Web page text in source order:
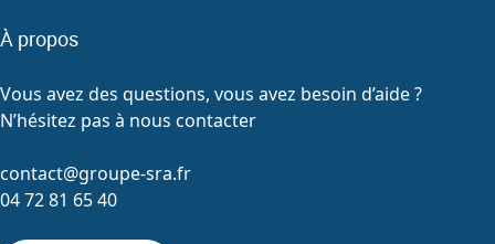
À propos
Vous avez des questions, vous avez besoin d’aide ?
N’hésitez pas à nous contacter
contact@groupe-sra.fr
04 72 81 65 40